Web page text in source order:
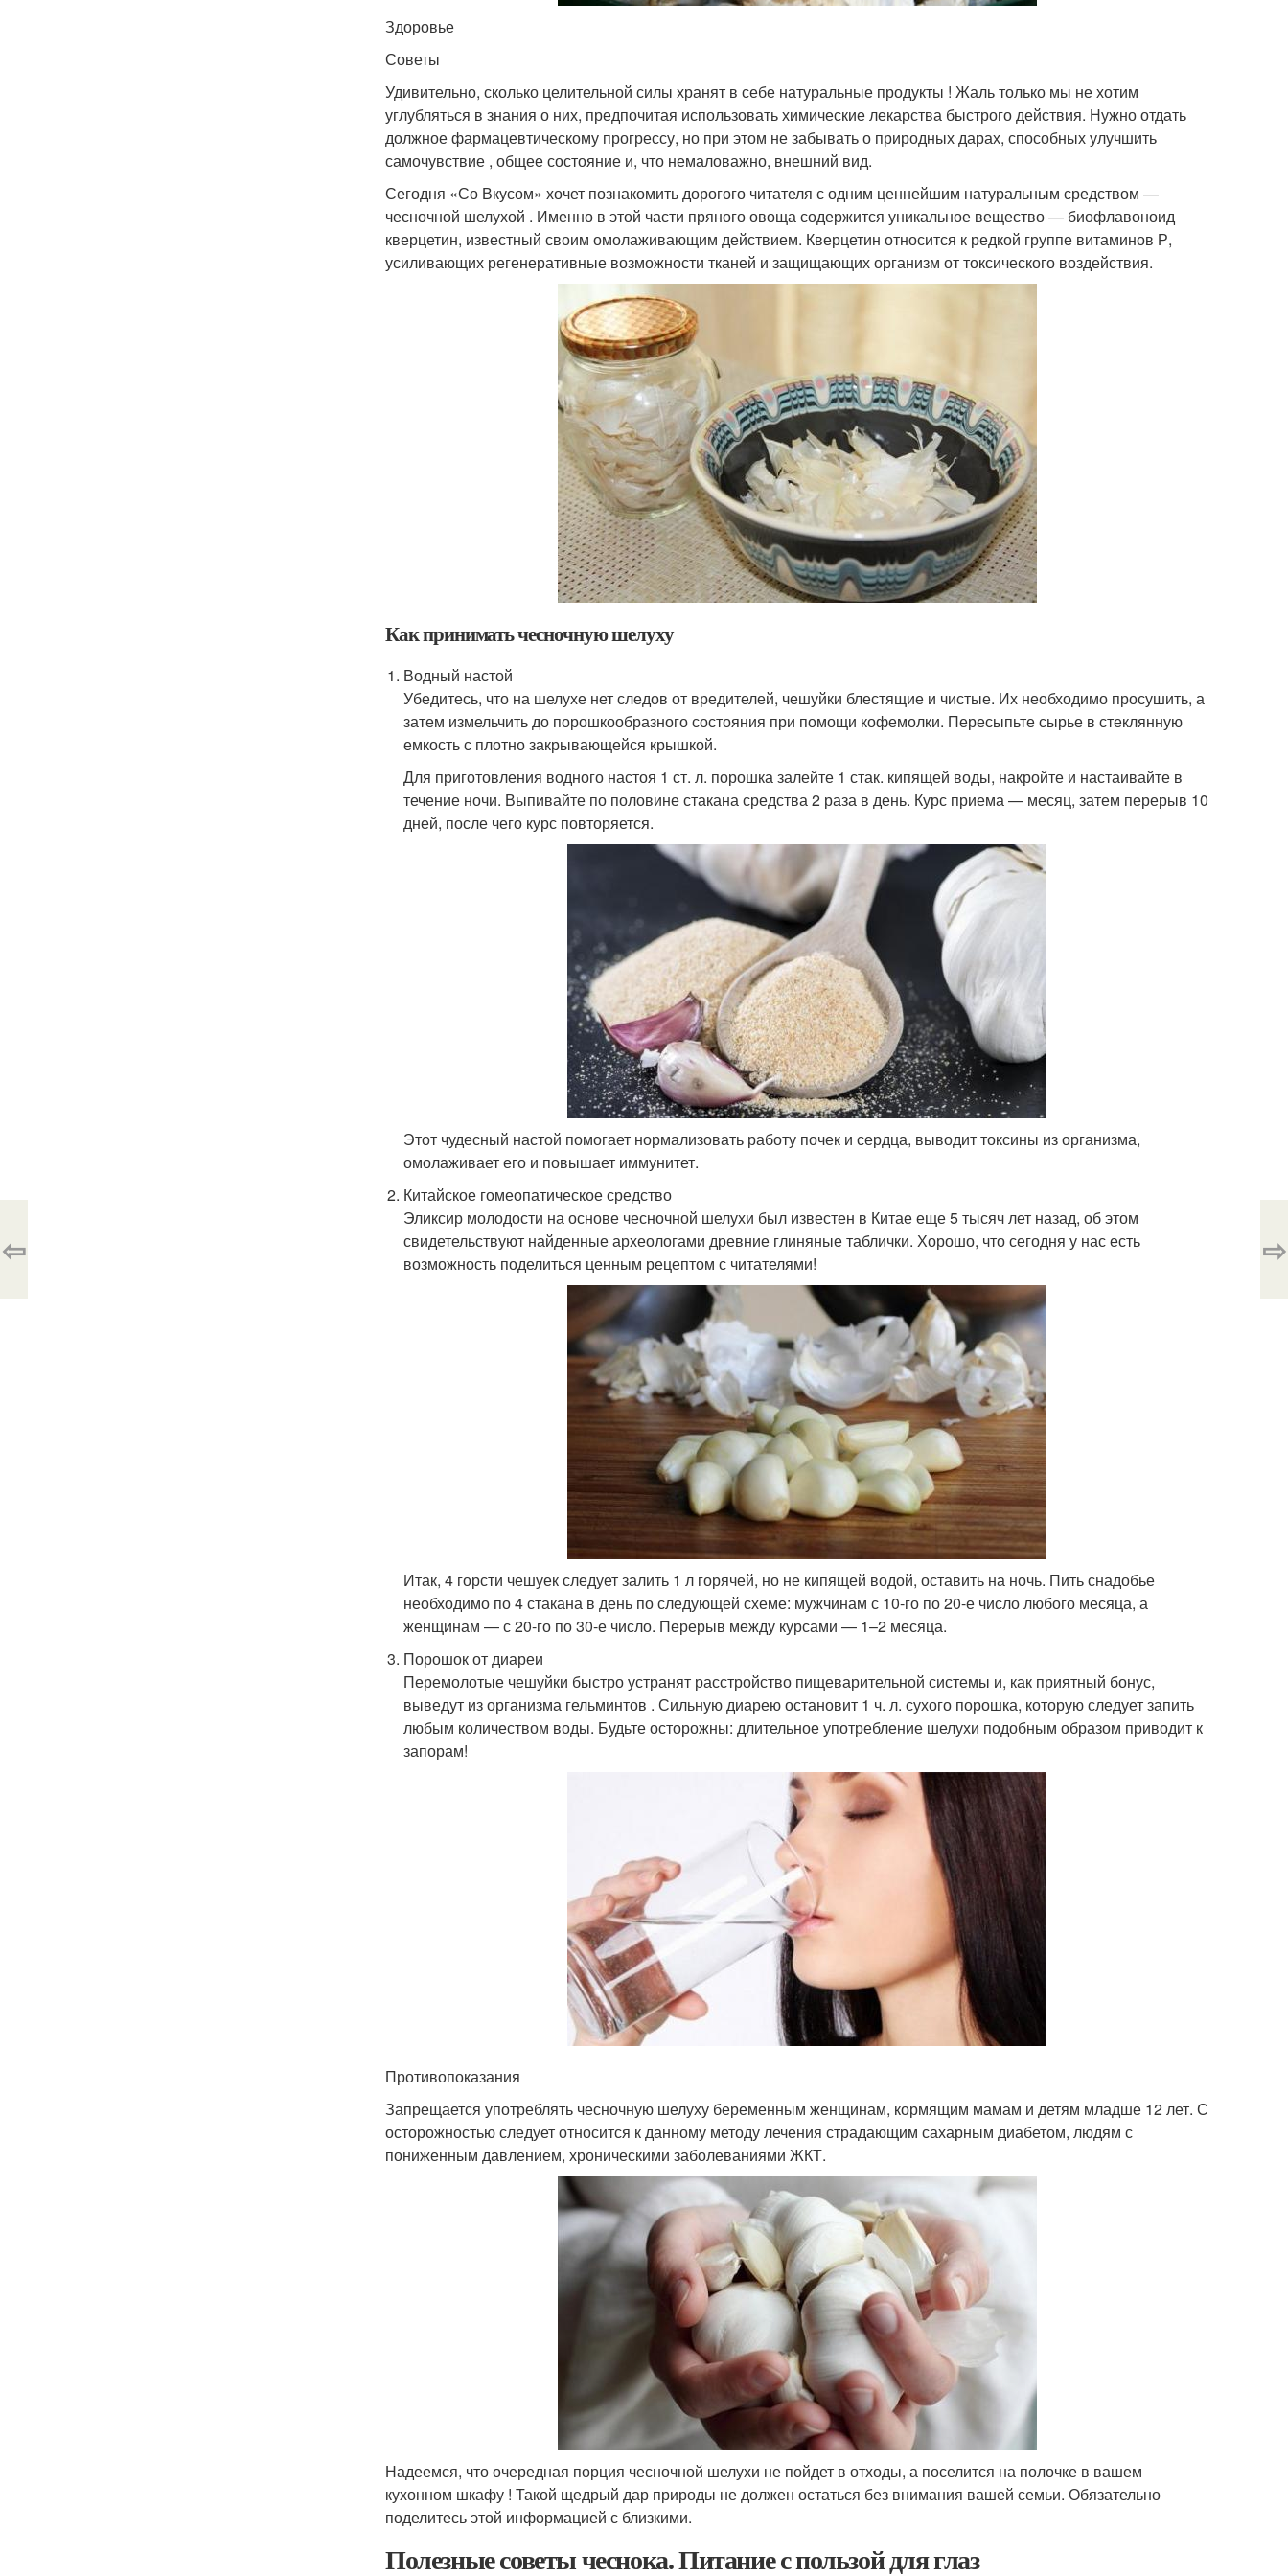
Здоровье
Советы
Удивительно, сколько целительной силы хранят в себе натуральные продукты ! Жаль только мы не хотим
углубляться в знания о них, предпочитая использовать химические лекарства быстрого действия. Нужно отдать
должное фармацевтическому прогрессу, но при этом не забывать о природных дарах, способных улучшить
самочувствие , общее состояние и, что немаловажно, внешний вид.
Сегодня «Со Вкусом» хочет познакомить дорогого читателя с одним ценнейшим натуральным средством —
чесночной шелухой . Именно в этой части пряного овоща содержится уникальное вещество — биофлавоноид
кверцетин, известный своим омолаживающим действием. Кверцетин относится к редкой группе витаминов Р,
усиливающих регенеративные возможности тканей и защищающих организм от токсического воздействия.
Как принимать чесночную шелуху
Водный настой
Убедитесь, что на шелухе нет следов от вредителей, чешуйки блестящие и чистые. Их необходимо просушить, а
затем измельчить до порошкообразного состояния при помощи кофемолки. Пересыпьте сырье в стеклянную
емкость с плотно закрывающейся крышкой.
Для приготовления водного настоя 1 ст. л. порошка залейте 1 стак. кипящей воды, накройте и настаивайте в
течение ночи. Выпивайте по половине стакана средства 2 раза в день. Курс приема — месяц, затем перерыв 10
дней, после чего курс повторяется.
Этот чудесный настой помогает нормализовать работу почек и сердца, выводит токсины из организма,
омолаживает его и повышает иммунитет.
Китайское гомеопатическое средство
Эликсир молодости на основе чесночной шелухи был известен в Китае еще 5 тысяч лет назад, об этом
свидетельствуют найденные археологами древние глиняные таблички. Хорошо, что сегодня у нас есть
возможность поделиться ценным рецептом с читателями!
Итак, 4 горсти чешуек следует залить 1 л горячей, но не кипящей водой, оставить на ночь. Пить снадобье
необходимо по 4 стакана в день по следующей схеме: мужчинам с 10-го по 20-е число любого месяца, а
женщинам — с 20-го по 30-е число. Перерыв между курсами — 1–2 месяца.
Порошок от диареи
Перемолотые чешуйки быстро устранят расстройство пищеварительной системы и, как приятный бонус,
выведут из организма гельминтов . Сильную диарею остановит 1 ч. л. сухого порошка, которую следует запить
любым количеством воды. Будьте осторожны: длительное употребление шелухи подобным образом приводит к
запорам!
Противопоказания
Запрещается употреблять чесночную шелуху беременным женщинам, кормящим мамам и детям младше 12 лет. С
осторожностью следует относится к данному методу лечения страдающим сахарным диабетом, людям с
пониженным давлением, хроническими заболеваниями ЖКТ.
Надеемся, что очередная порция чесночной шелухи не пойдет в отходы, а поселится на полочке в вашем
кухонном шкафу ! Такой щедрый дар природы не должен остаться без внимания вашей семьи. Обязательно
поделитесь этой информацией с близкими.
Полезные советы чеснока. Питание с пользой для глаз
⇦ ⇨